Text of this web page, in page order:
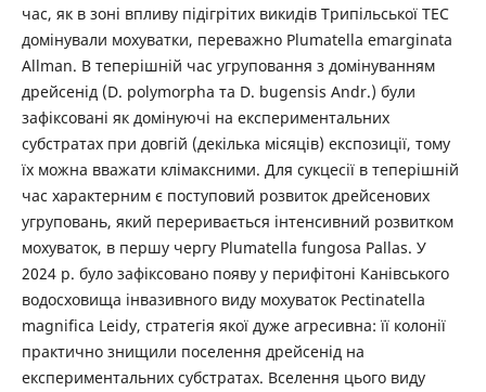
час, як в зоні впливу підігрітих викидів Трипільської ТЕС
домінували мохуватки, переважно Plumatella emarginаta
Allman. В теперішній час угруповання з домінуванням
дрейсенід (D. polymorpha та D. bugensis Andr.) були
зафіксовані як домінуючі на експериментальних
субстратах при довгій (декілька місяців) експозиції, тому
їх можна вважати клімаксними. Для сукцесії в теперішній
час характерним є поступовий розвиток дрейсенових
угруповань, який переривається інтенсивний розвитком
мохуваток, в першу чергу Plumatella fungosa Pallas. У
2024 р. було зафіксовано появу у перифітоні Канівського
водосховища інвазивного виду мохуваток Pectinatella
magnifica Leidy, стратегія якої дуже агресивна: її колонії
практично знищили поселення дрейсенід на
експериментальних субстратах. Вселення цього виду